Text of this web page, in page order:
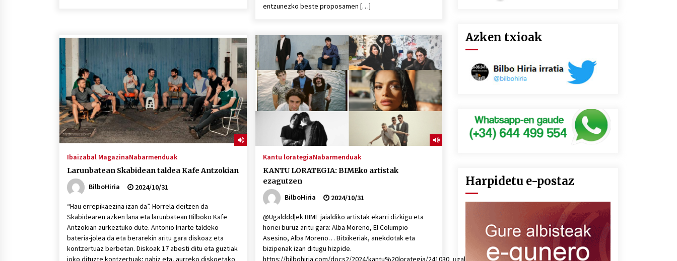
entzunezko beste proposamen […]
Ibaizabal MagazinaNabarmenduak
Larunbatean Skabidean taldea Kafe Antzokian
BilboHiria
2024/10/31
“Hau errepikaezina izan da”. Horrela deitzen da
Skabidearen azken lana eta larunbatean Bilboko Kafe
Antzokian aurkeztuko dute. Antonio Iriarte taldeko
bateria-jolea da eta berarekin aritu gara diskoaz eta
kontzertuaz berbetan. Diskoak 17 abesti ditu eta guztiak
joko dituzte kontzertuak; nahiz eta, aurreko diskoetako
Kantu lorategiaNabarmenduak
KANTU LORATEGIA: BIMEko artistak
ezagutzen
BilboHiria
2024/10/31
@Ugalddd|ek BIME jaialdiko artistak ekarri dizkigu eta
horiei buruz aritu gara: Alba Moreno, El Columpio
Asesino, Alba Moreno… Bitxikeriak, anekdotak eta
bizipenak izan ditugu hizpide.
https://bilbohiria.com/docs2/2024/kantu%20lorategia/241030_ugalde_02.mp3
Azken txioak
Harpidetu e-postaz